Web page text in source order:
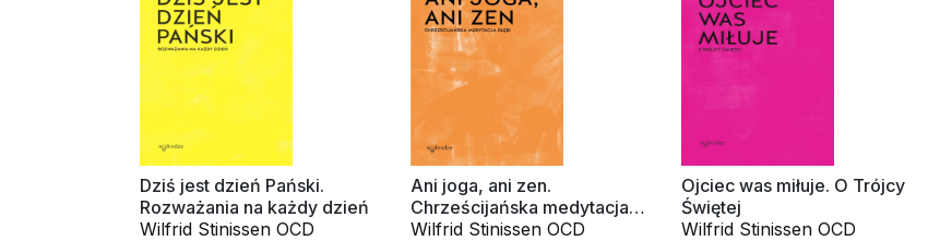
Dziś jest dzień Pański.
Rozważania na każdy dzień
Wilfrid Stinissen OCD
Ani joga, ani zen.
Chrześcijańska medytacja
głębi
Wilfrid Stinissen OCD
Ojciec was miłuje. O Trójcy
Świętej
Wilfrid Stinissen OCD